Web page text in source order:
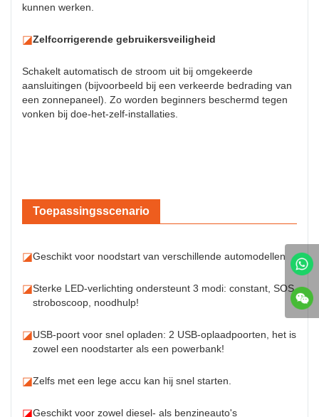
kunnen werken.
◪Zelfcorrigerende gebruikersveiligheid
Schakelt automatisch de stroom uit bij omgekeerde
aansluitingen (bijvoorbeeld bij een verkeerde bedrading van
een zonnepaneel). Zo worden beginners beschermd tegen
vonken bij doe-het-zelf-installaties.
Toepassingsscenario
◪Geschikt voor noodstart van verschillende automodellen
◪Sterke LED-verlichting ondersteunt 3 modi: constant, SOS,
stroboscoop, noodhulp!
◪USB-poort voor snel opladen: 2 USB-oplaadpoorten, het is
zowel een noodstarter als een powerbank!
◪Zelfs met een lege accu kan hij snel starten.
◪Geschikt voor zowel diesel- als benzineauto's